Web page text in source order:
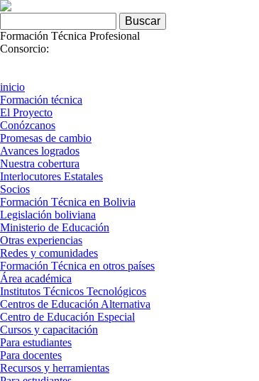
Skip to navigation
Pasar al contenido principal
Formación Técnica Profesional
Consorcio:
inicio
Formación técnica
El Proyecto
Conózcanos
Promesas de cambio
Avances logrados
Nuestra cobertura
Interlocutores Estatales
Socios
Formación Técnica en Bolivia
Legislación boliviana
Ministerio de Educación
Otras experiencias
Redes y comunidades
Formación Técnica en otros países
Área académica
Institutos Técnicos Tecnológicos
Centros de Educación Alternativa
Centro de Educación Especial
Cursos y capacitación
Para estudiantes
Para docentes
Recursos y herramientas